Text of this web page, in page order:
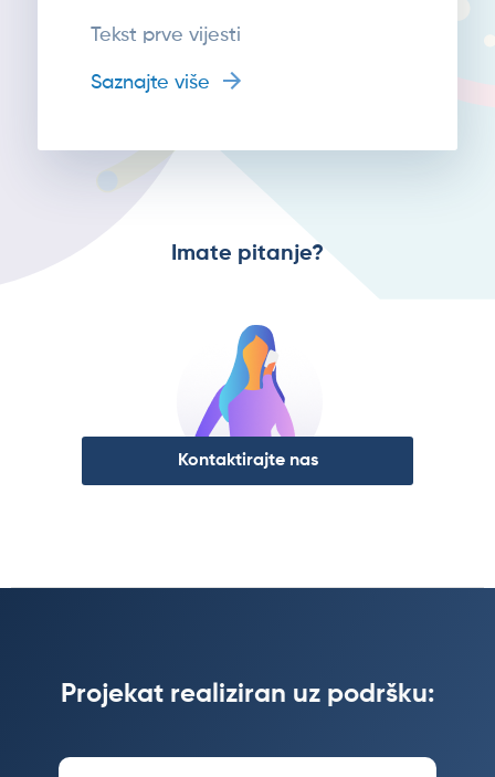
Tekst prve vijesti
Saznajte više
Imate pitanje?
Kontaktirajte nas
Projekat realiziran uz podršku: